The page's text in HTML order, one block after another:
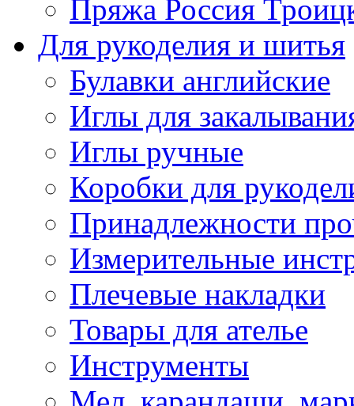
Пряжа Россия
Для рукоделия и шитья
Булавки английские
Иглы для
Иглы ручные
Коробки для
Принадлежности
Измерительные
Плечевые накладки
Товары для ателье
Инструменты